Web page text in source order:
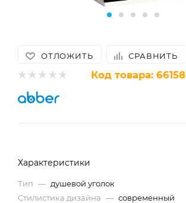
ОТЛОЖИТЬ СРАВНИТЬ
Код товара: 66158
Характеристики
Тип — душевой уголок
Стилистика дизайна — современный